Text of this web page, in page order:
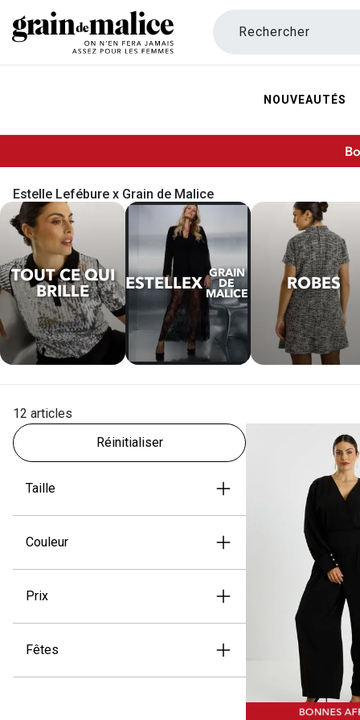
Rechercher
NOUVEAUTÉS
Estelle Lefébure x Grain de Malice
TOUT CE QUI
BRILLE
ESTELLEX
GRAIN
DE
MALICE
ROBES
12 articles
Réinitialiser
Taille
Couleur
Prix
Fêtes